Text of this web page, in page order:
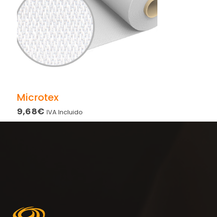
Microtex
9,68€ IVA Incluido